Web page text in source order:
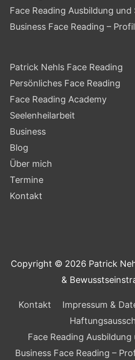
Face Reading Ausbildung und
Business Face Reading –
Patrick Nehls Face Reading
Persönliches Face Reading
Face Reading Academy
Seelenheilarbeit
Business
Blog
Über mich
Termine
Kontakt
Copyright © 2026 Patrick
&
Kontakt Impressum &
Face Reading Ausbildung
Business Face Reading –